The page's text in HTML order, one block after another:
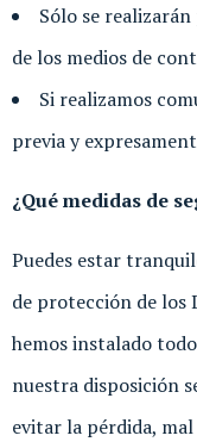
Sólo se
de los medios de
Si realizamos
previa y
¿Qué medidas de
Puedes estar
de protección de los
hemos instalado
nuestra disposición
evitar la pérdida,